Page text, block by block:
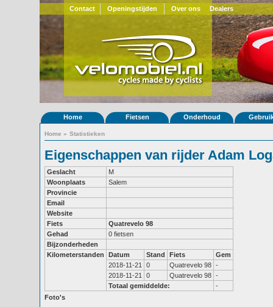
Contact Openingstijden Over ons Dealers
Home Fietsen Onderhoud
Home » Statistieken
Eigenschappen van rijder Adam
Geslacht
M
Woonplaats
Salem
Provincie
Email
Website
Fiets
Quatrevelo 98
Gehad
0 fietsen
Bijzonderheden
Kilometerstanden
Datum Stand Fiets
Gem
2018-11-21
0 Quatrevelo 98 -
2018-11-21
0 Quatrevelo 98 -
Totaal gemiddelde:
-
Foto's